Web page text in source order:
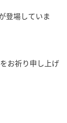
登場していま
お祈り申し上げ